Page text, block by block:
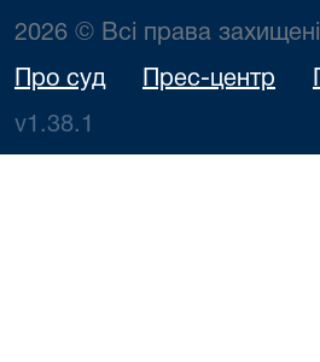
2026 © Всі права захищені
Про суд Прес-центр
v1.38.1